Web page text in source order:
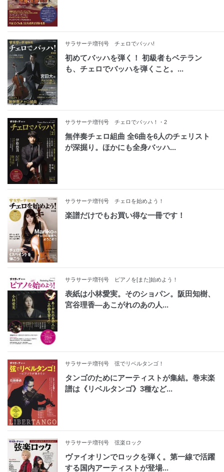
サラサーテ増刊号 チェロでバッハ!
初めてバッハを弾く！ 初級者もベテラン
も、チェロでバッハを弾くこと。...
サラサーテ増刊号 チェロでバッハ！・2
無伴奏チェロ組曲 全6曲を6人のチェリスト
が深掘り。ほかにも全身バッハ...
サラサーテ増刊号 チェロを始めよう！
楽譜だけでもお買い得な一冊です！
サラサーテ増刊号 ピアノを[また]始めよう！
表紙は小林愛実。そのショパン。阪田知樹、
宮谷理香―あこがれのあの人...
サラサーテ増刊号 弦でリベルタンゴ！
タンゴのためにアーティストが集結。巻末楽
譜は《リベルタンゴ》3種など...
サラサーテ増刊号 弦楽ロック
ヴァイオリンでロックを弾く。第一線で活躍
する国内アーティストが登場...